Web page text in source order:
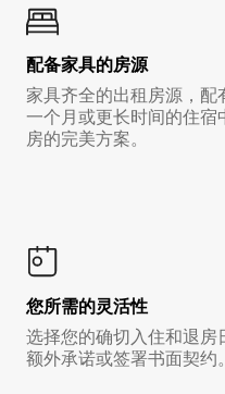
配备家具的房源
家具齐全的出租房源，
一个月或更长时间的住宿
房的完美方案。
您所需的灵活性
选择您的确切入住和退
额外承诺或签署书面契约